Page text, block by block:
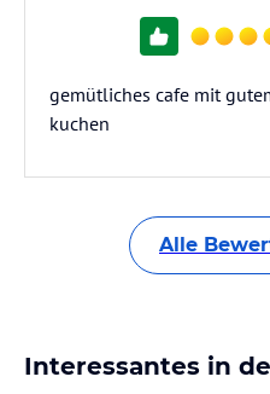
gemütliches cafe mit
kuchen
Alle
Interessantes in